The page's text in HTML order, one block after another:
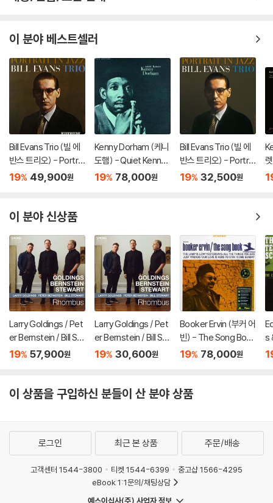
이 분야 베스트셀러
Bill Evans Trio (빌 에
반스 트리오) - Portrai
t In Jazz [LP]
19% 49,900원
Kenny Dorham (케니
도햄) - Quiet Kenny
[LP]
19% 78,000원
Bill Evans Trio (빌 에
반스 트리오) - Portrai
t In Jazz [LP]
19% 32,500원
이 분야 신상품
Larry Goldings / Pet
er Bernstein / Bill St
ewart (래리 골딩스 /
[LP]
19% 57,900원
Larry Goldings / Pet
er Bernstein / Bill St
ewart (래리 골딩스 /
19% 30,600원
Booker Ervin (부커 어
빈) - The Song Boo
k [LP]
19% 78,000원
s
(
이 상품을 구입하신 분들이 산 분야 상품
로그인 최근 본 상품 주문/배송
고객센터 1544-3800 티켓 1544-6399
중고샵 1566-4295
eBook 1:1문의/채팅상담
예스이십사(주) 사업자 정보